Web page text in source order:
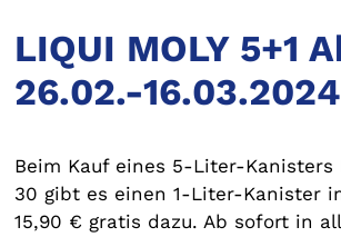
LIQUI MOLY 5+1
26.02.-16.03.2024
Beim Kauf eines 5-Liter-Kanisters
30 gibt es einen 1-Liter-Kanister
15,90 € gratis dazu. Ab sofort in